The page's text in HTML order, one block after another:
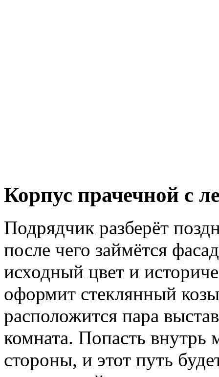
Корпус прачечной с
Подрядчик разберёт
после чего займётся
исходный цвет и
оформит стеклянный
расположится пара
комната. Попасть внутрь
стороны, и этот путь